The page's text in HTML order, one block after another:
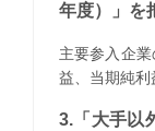
年度）」を
主要参入企
益、当期純利
3.「大手以